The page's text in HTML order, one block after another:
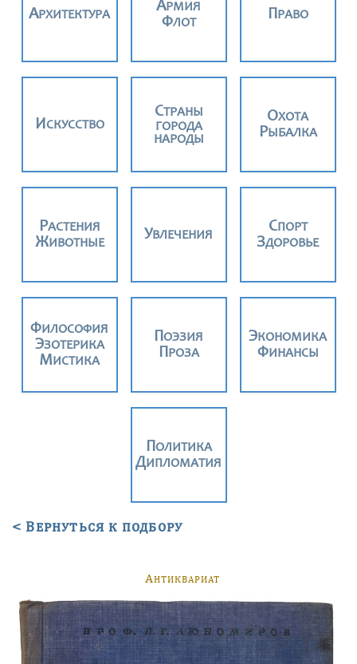
АРХИТЕКТУРА
АРМИЯ
ФЛОТ
ПРАВО
ИСКУССТВО
СТРАНЫ
ГОРОДА
НАРОДЫ
ОХОТА
РЫБАЛКА
РАСТЕНИЯ
ЖИВОТНЫЕ
УВЛЕЧЕНИЯ
СПОРТ
ЗДОРОВЬЕ
ФИЛОСОФИЯ
ЭЗОТЕРИКА
МИСТИКА
ПОЭЗИЯ
ПРОЗА
ЭКОНОМИКА
ФИНАНСЫ
ПОЛИТИКА
ДИПЛОМАТИЯ
< Вернуться к подбору
АНТИКВАРИАТ